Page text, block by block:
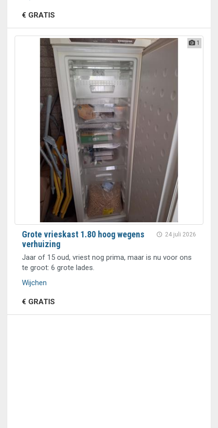
€ GRATIS
1
24 juli 2026
Grote vrieskast 1.80 hoog wegens
verhuizing
Jaar of 15 oud, vriest nog prima, maar is nu voor ons
te groot: 6 grote lades.
Wijchen
€ GRATIS